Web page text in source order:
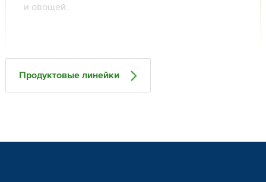
и овощей.
Продуктовые линейки